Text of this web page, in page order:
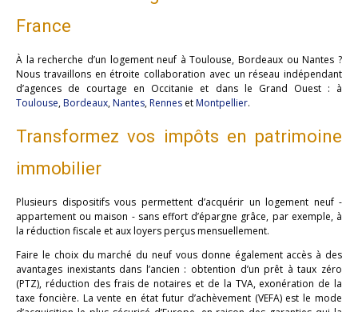
France
À la recherche d’un logement neuf à Toulouse, Bordeaux ou Nantes ?
Nous travaillons en étroite collaboration avec un réseau indépendant
d’agences de courtage en Occitanie et dans le Grand Ouest : à
Toulouse,Bordeaux,Nantes,Rennes etMontpellier.
Transformez vos impôts en patrimoine
immobilier
Plusieurs dispositifs vous permettent d’acquérir un logement neuf -
appartement ou maison - sans effort d’épargne grâce, par exemple, à
la réduction fiscale et aux loyers perçus mensuellement.
Faire le choix du marché du neuf vous donne également accès à des
avantages inexistants dans l’ancien : obtention d’un prêt à taux zéro
(PTZ), réduction des frais de notaires et de la TVA, exonération de la
taxe foncière. La vente en état futur d’achèvement (VEFA) est le mode